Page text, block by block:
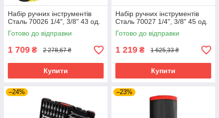
Набір ручних інструментів
Сталь 70026 1/4", 3/8" 43 од.
Готово до відправки
1 709 ₴ 2 278,67 ₴
Купити
Набір ручних інструментів
Сталь 70027 1/4", 3/8" 45 од.
Готово до відправки
1 219 ₴ 1 625,33 ₴
Купити
–24% –23%